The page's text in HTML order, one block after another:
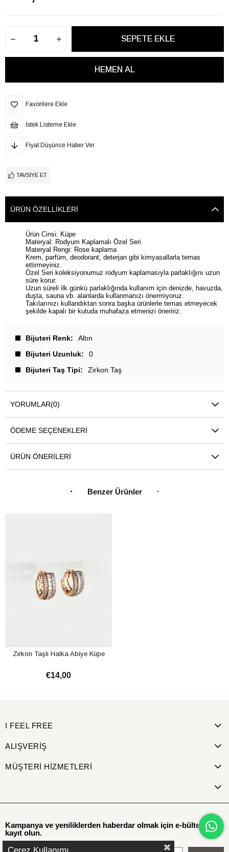
Favorilere Ekle
İstek Listeme Ekle
Fiyat Düşünce Haber Ver
TAVSIYE ET
ÜRÜN ÖZELLIKLERI
Ürün Cinsi: Küpe
Materyal: Rodyum Kaplamalı Özel Seri
Materyal Rengi: Rose kaplama
Krem, parfüm, deodorant, deterjan gibi kimyasallarla temas
ettirmeyiniz.
Özel Seri koleksiyonumuz rodyum kaplamasıyla parlaklığını uzun
süre korur.
Uzun süreli ilk günkü parlaklığında kullanım için denizde, havuzda,
duşta, sauna vb. alanlarda kullanmanızı önermiyoruz.
Takılarınızı kullandıktan sonra başka ürünlerle temas etmeyecek
şekilde kapalı bir kutuda muhafaza etmenizi öneririz.
Bijuteri Renk
Altın
Bijuteri Uzunluk
0
Bijuteri Taş Tipi
Zirkon Taş
YORUMLAR(0)
ÖDEME SEÇENEKLERI
ÜRÜN ÖNERILERI
Benzer Ürünler
Zirkon Taşlı Halka Abiye Küpe
€14,00
I FEEL FREE
ALIŞVERİŞ
MÜŞTERİ HİZMETLERİ
Kampanya ve yeniliklerden haberdar olmak için e-bültenimize
kayıt olun.